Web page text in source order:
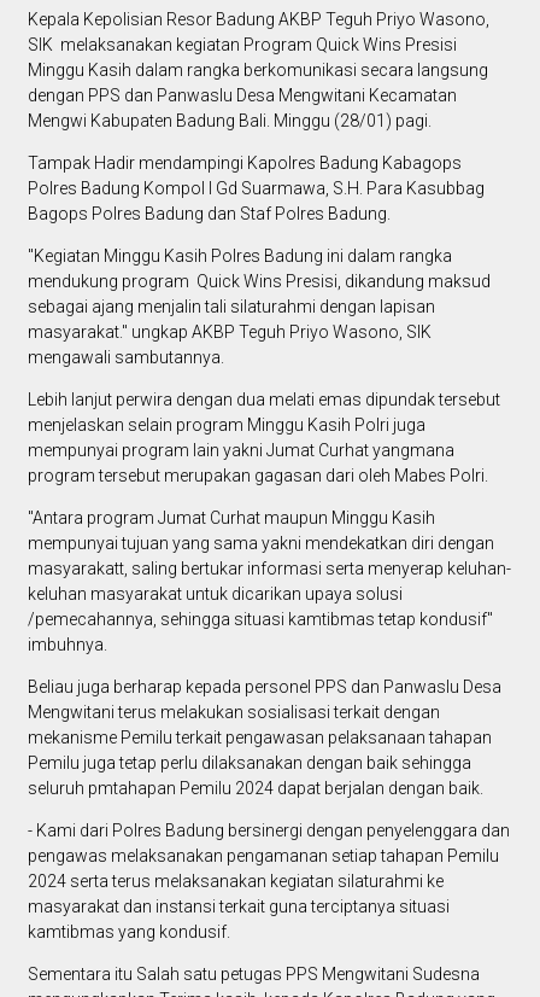
Kepala Kepolisian Resor Badung AKBP Teguh Priyo Wasono,
SIK melaksanakan kegiatan Program Quick Wins Presisi
Minggu Kasih dalam rangka berkomunikasi secara langsung
dengan PPS dan Panwaslu Desa Mengwitani Kecamatan
Mengwi Kabupaten Badung Bali. Minggu (28/01) pagi.
Tampak Hadir mendampingi Kapolres Badung Kabagops
Polres Badung Kompol I Gd Suarmawa, S.H. Para Kasubbag
Bagops Polres Badung dan Staf Polres Badung.
"Kegiatan Minggu Kasih Polres Badung ini dalam rangka
mendukung program Quick Wins Presisi, dikandung maksud
sebagai ajang menjalin tali silaturahmi dengan lapisan
masyarakat." ungkap AKBP Teguh Priyo Wasono, SIK
mengawali sambutannya.
Lebih lanjut perwira dengan dua melati emas dipundak tersebut
menjelaskan selain program Minggu Kasih Polri juga
mempunyai program lain yakni Jumat Curhat yangmana
program tersebut merupakan gagasan dari oleh Mabes Polri.
"Antara program Jumat Curhat maupun Minggu Kasih
mempunyai tujuan yang sama yakni mendekatkan diri dengan
masyarakatt, saling bertukar informasi serta menyerap keluhan-
keluhan masyarakat untuk dicarikan upaya solusi
/pemecahannya, sehingga situasi kamtibmas tetap kondusif"
imbuhnya.
Beliau juga berharap kepada personel PPS dan Panwaslu Desa
Mengwitani terus melakukan sosialisasi terkait dengan
mekanisme Pemilu terkait pengawasan pelaksanaan tahapan
Pemilu juga tetap perlu dilaksanakan dengan baik sehingga
seluruh pmtahapan Pemilu 2024 dapat berjalan dengan baik.
- Kami dari Polres Badung bersinergi dengan penyelenggara dan
pengawas melaksanakan pengamanan setiap tahapan Pemilu
2024 serta terus melaksanakan kegiatan silaturahmi ke
masyarakat dan instansi terkait guna terciptanya situasi
kamtibmas yang kondusif.
Sementara itu Salah satu petugas PPS Mengwitani Sudesna